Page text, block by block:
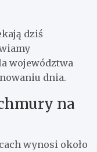
dziś
województwa
dnia.
na
wynosi około